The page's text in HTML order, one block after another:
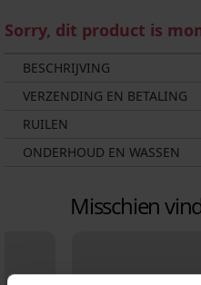
Sorry, dit product is
BESCHRIJVING
VERZENDING EN BETALING
RUILEN
ONDERHOUD EN WASSEN
Misschien